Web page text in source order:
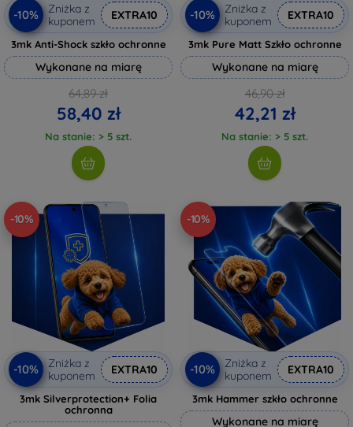
-10%
Zniżka z
kuponem
EXTRA10
3mk Anti-Shock szkło ochronne
Wykonane na miarę
64,89 zł
58,40 zł
Na stanie: > 5 szt.
-10%
Zniżka z
kuponem
EXTRA10
3mk Pure Matt Szkło ochronne
Wykonane na miarę
46,90 zł
42,21 zł
Na stanie: > 5 szt.
-10%
-10%
Zniżka z
kuponem
EXTRA10
3mk Silverprotection+ Folia
ochronna
-10%
-10%
Zniżka z
kuponem
EXTRA10
3mk Hammer szkło ochronne
Wykonane na miarę